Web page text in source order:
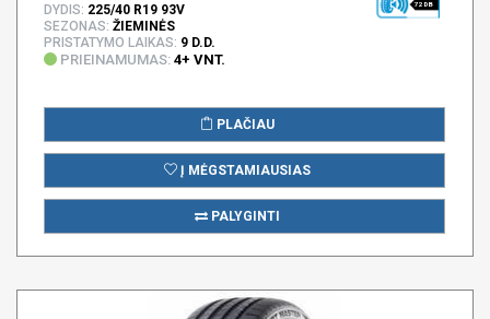
72 DB
DYDIS: 225/40 R19 93V
SEZONAS: ŽIEMINĖS
PRISTATYMO LAIKAS: 9 D.D.
PRIEINAMUMAS: 4+ VNT.
PLAČIAU
Į MĖGSTAMIAUSIAS
PALYGINTI